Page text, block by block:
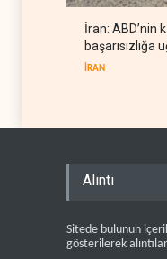
İran: ABD’nin
başarısızlığa
İRAN
Alıntı
Sitede bulunun
gösterilerek